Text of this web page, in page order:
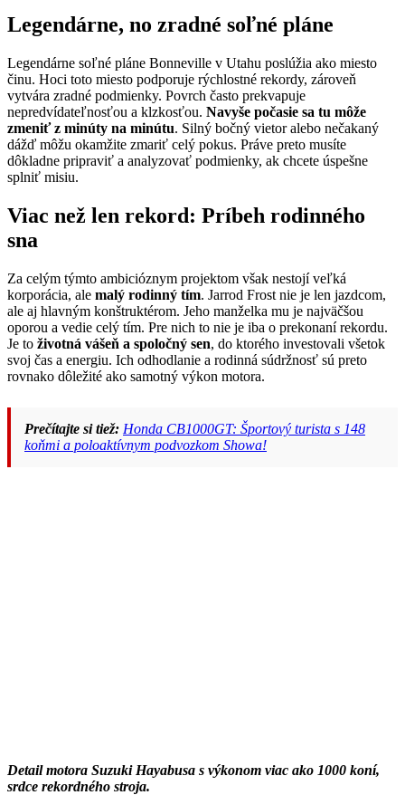
Legendárne, no zradné soľné pláne
Legendárne soľné pláne Bonneville v Utahu poslúžia ako miesto
činu. Hoci toto miesto podporuje rýchlostné rekordy, zároveň
vytvára zradné podmienky. Povrch často prekvapuje
nepredvídateľnosťou a klzkosťou. Navyše počasie sa tu môže
zmeniť z minúty na minútu. Silný bočný vietor alebo nečakaný
dážď môžu okamžite zmariť celý pokus. Práve preto musíte
dôkladne pripraviť a analyzovať podmienky, ak chcete úspešne
splniť misiu.
Viac než len rekord: Príbeh rodinného
sna
Za celým týmto ambicióznym projektom však nestojí veľká
korporácia, ale malý rodinný tím. Jarrod Frost nie je len jazdcom,
ale aj hlavným konštruktérom. Jeho manželka mu je najväčšou
oporou a vedie celý tím. Pre nich to nie je iba o prekonaní rekordu.
Je to životná vášeň a spoločný sen, do ktorého investovali všetok
svoj čas a energiu. Ich odhodlanie a rodinná súdržnosť sú preto
rovnako dôležité ako samotný výkon motora.
Prečítajte si tiež: Honda CB1000GT: Športový turista s 148
koňmi a poloaktívnym podvozkom Showa!
Detail motora Suzuki Hayabusa s výkonom viac ako 1000 koní,
srdce rekordného stroja.